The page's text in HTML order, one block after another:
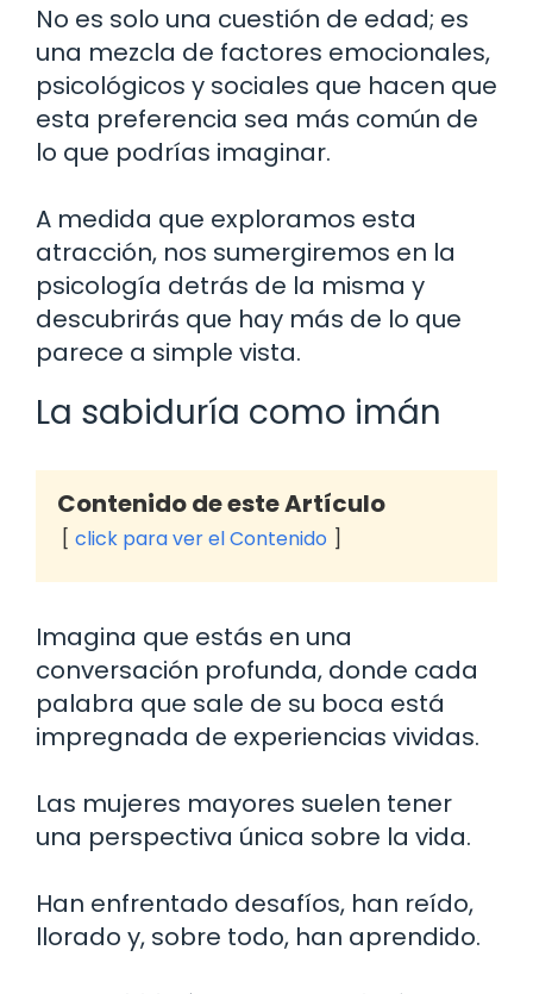
No es solo una cuestión de edad; es
una mezcla de factores emocionales,
psicológicos y sociales que hacen que
esta preferencia sea más común de
lo que podrías imaginar.
A medida que exploramos esta
atracción, nos sumergiremos en la
psicología detrás de la misma y
descubrirás que hay más de lo que
parece a simple vista.
La sabiduría como imán
Contenido de este Artículo
click para ver el Contenido
Imagina que estás en una
conversación profunda, donde cada
palabra que sale de su boca está
impregnada de experiencias vividas.
Las mujeres mayores suelen tener
una perspectiva única sobre la vida.
Han enfrentado desafíos, han reído,
llorado y, sobre todo, han aprendido.